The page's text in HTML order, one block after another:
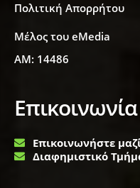
Πολιτική Απορρήτου
Μέλος του eMedia
ΑΜ: 14486
Επικοινωνία
Επικοινωνήστε
Διαφημιστικό